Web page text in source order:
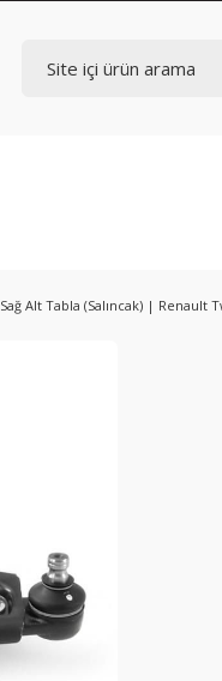
Sağ Alt Tabla (Salıncak) | Renault